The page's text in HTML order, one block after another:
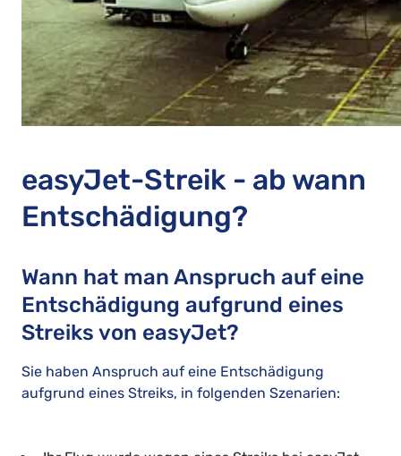
easyJet-Streik - ab wann
Entschädigung?
Wann hat man Anspruch auf eine
Entschädigung aufgrund eines
Streiks von easyJet?
Sie haben Anspruch auf eine Entschädigung
aufgrund eines Streiks, in folgenden Szenarien: